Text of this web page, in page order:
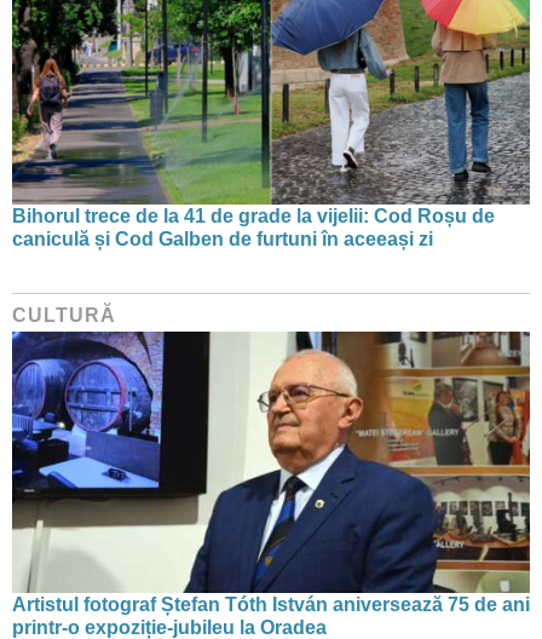
Bihorul trece de la 41 de grade la vijelii: Cod Roșu de
caniculă și Cod Galben de furtuni în aceeași zi
CULTURĂ
Artistul fotograf Ștefan Tóth István aniversează 75 de ani
printr-o expoziție-jubileu la Oradea